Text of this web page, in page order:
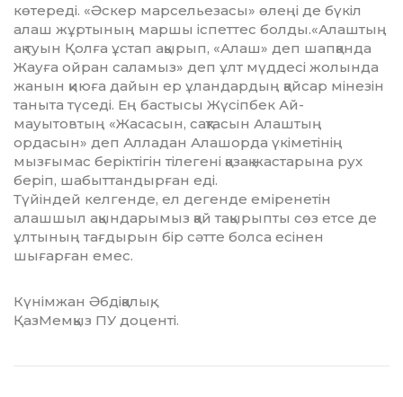
көтереді. «Әскер марсельезасы» өлеңі де бүкіл
алаш жұртының маршы іспеттес болды.«Алаштың
ақ туын Қолға ұс­тап ақырып, «Алаш» деп шапқанда
Жауға ой­ран саламыз» деп ұлт мүддесі жолында
жа­нын қиюға дайын ер ұландардың қайсар мі­незін
таныта түседі. Ең бастысы Жүсіпбек Ай­
мауытовтың «Жасасын, сақтасын Алаштың
ордасын» деп Алладан Алашорда үкіметінің
мызғымас беріктігін тілегені қазақ жастарына рух
беріп, шабыттандырған еді.
Түйіндей келгенде, ел дегенде еміренетін
алашшыл ақындарымыз қай тақырыпты сөз етсе де
ұлтының тағдырын бір сәтте болса есі­нен
шығарған емес.
Күнімжан Әбдіқалық,
ҚазМемқыз ПУ доценті.